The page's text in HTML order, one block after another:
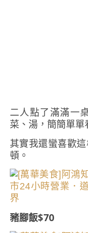
二人點了滿滿一
菜、湯，簡簡單單
其實我還蠻喜歡
頓。
豬腳飯$70